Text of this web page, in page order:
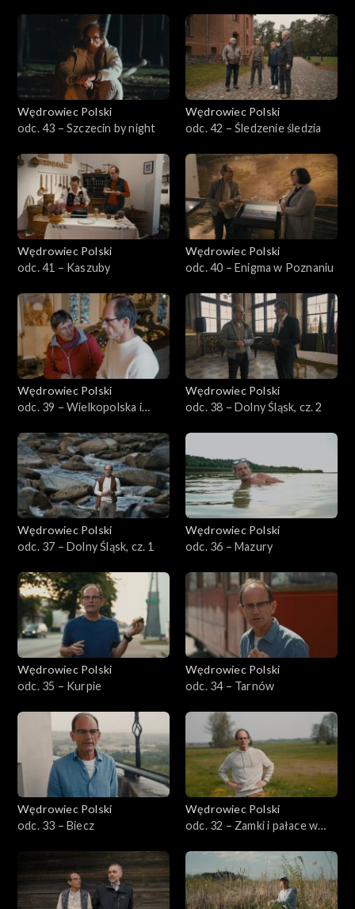
Wędrowiec Polski
odc. 43 – Szczecin by night
Wędrowiec Polski
odc. 42 – Śledzenie śledzia
Wędrowiec Polski
odc. 41 – Kaszuby
Wędrowiec Polski
odc. 40 – Enigma w Poznaniu
Wędrowiec Polski
odc. 39 – Wielkopolska i
Wędrowiec Polski
odc. 38 – Dolny Śląsk, cz. 2
Wędrowiec Polski
odc. 37 – Dolny Śląsk, cz. 1
Wędrowiec Polski
odc. 36 – Mazury
Wędrowiec Polski
odc. 35 – Kurpie
Wędrowiec Polski
odc. 34 – Tarnów
Wędrowiec Polski
odc. 33 – Biecz
Wędrowiec Polski
odc. 32 – Zamki i pałace w